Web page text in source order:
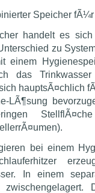
Speicher
handelt es
zu
einem
das Trinkwasser
hauptsÃ¤chlich
LÃ¶sung
bei einem
In einem